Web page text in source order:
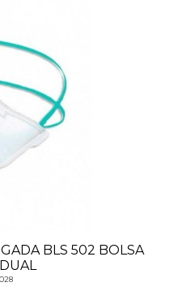
BLS 502 BOLSA